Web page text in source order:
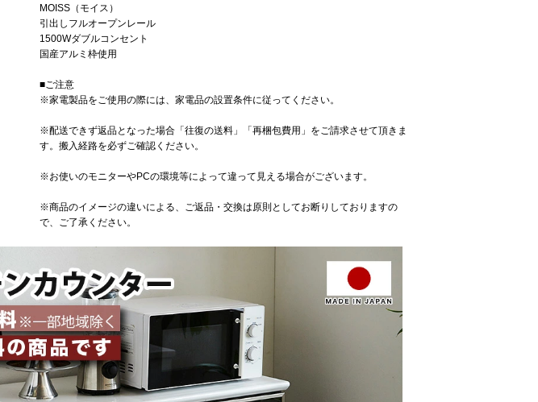
MOISS（モイス）
引出しフルオープンレール
1500Wダブルコンセント
国産アルミ枠使用
■ご注意
※家電製品をご使用の際には、家電品の設置条件に従ってください。
※配送できず返品となった場合「往復の送料」「再梱包費用」をご請求させて頂きま
す。搬入経路を必ずご確認ください。
※お使いのモニターやPCの環境等によって違って見える場合がございます。
※商品のイメージの違いによる、ご返品・交換は原則としてお断りしておりますの
で、ご了承ください。